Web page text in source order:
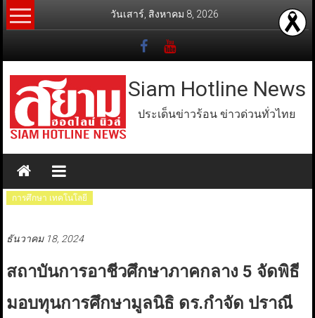
Skip
to
วันเสาร์, สิงหาคม 8, 2026
Siam Hotline News
ประเด็นข่าวร้อน ข่าวด่วนทั่วไทย
การศึกษา เทคโนโลยี
ธันวาคม 18, 2024
สถาบันการอาชีวศึกษาภาคกลาง 5 จัดพิธี
มอบทุนการศึกษามูลนิธิ ดร.กำจัด ปราณี